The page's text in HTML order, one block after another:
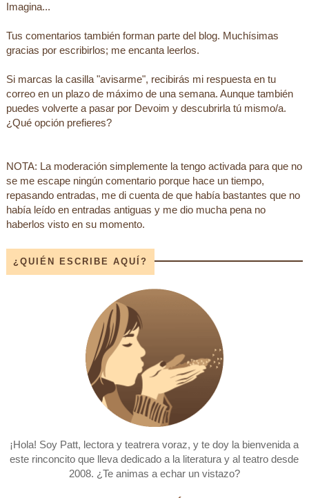
Imagina...
Tus comentarios también forman parte del blog. Muchísimas
gracias por escribirlos; me encanta leerlos.
Si marcas la casilla "avisarme", recibirás mi respuesta en tu
correo en un plazo de máximo de una semana. Aunque también
puedes volverte a pasar por Devoim y descubrirla tú mismo/a.
¿Qué opción prefieres?
NOTA: La moderación simplemente la tengo activada para que no
se me escape ningún comentario porque hace un tiempo,
repasando entradas, me di cuenta de que había bastantes que no
había leído en entradas antiguas y me dio mucha pena no
haberlos visto en su momento.
¿QUIÉN ESCRIBE AQUÍ?
¡Hola! Soy Patt, lectora y teatrera voraz, y te doy la bienvenida a
este rinconcito que lleva dedicado a la literatura y al teatro desde
2008. ¿Te animas a echar un vistazo?